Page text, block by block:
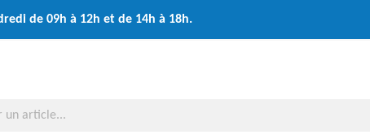
de 09h à 12h et de 14h à 18h.